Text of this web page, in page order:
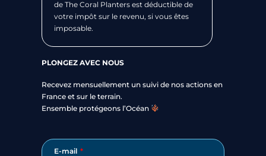
de The Coral Planters est déductible de
votre impôt sur le revenu, si vous êtes
imposable.
PLONGEZ AVEC NOUS
Recevez mensuellement un suivi de nos actions en
France et sur le terrain.
Ensemble protégeons l’Océan
E-mail